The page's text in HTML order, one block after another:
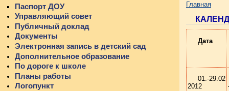
Паспорт ДОУ
Управляющий совет
Публичный доклад
Документы
Электронная запись в детский сад
Дополнительное образование
По дороге к школе
Планы работы
Логопункт
Главная
Дата
01.-29.02
2012